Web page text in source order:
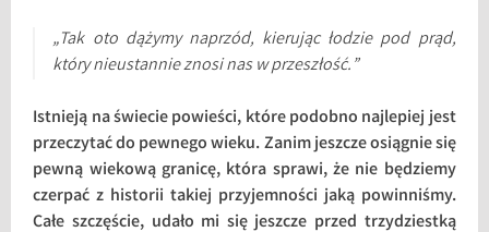
„Tak oto dążymy naprzód, kierując łodzie pod prąd,
który nieustannie znosi nas w przeszłość.”
Istnieją na świecie powieści, które podobno najlepiej jest
przeczytać do pewnego wieku. Zanim jeszcze osiągnie się
pewną wiekową granicę, która sprawi, że nie będziemy
czerpać z historii takiej przyjemności jaką powinniśmy.
Całe szczęście, udało mi się jeszcze przed trzydziestką